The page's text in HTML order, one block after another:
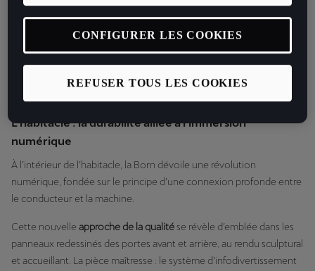
L’habitacle : la durabilité alliée à l’immersion
numérique
À l’intérieur de l’habitacle, la Born dévoile une révolution
numérique, fondée sur le principe d’une connexion profonde entre
le conducteur et la machine.
Cette nouvelle approche de la qualitése révèle d’emblée dans les
panneaux redessinés des portes avant et arrière, au rendu sculptural
et accueillant. La pièce maîtresse : le système d’infodivertissement
REFUSER TOUS LES COOKIES
CONFIGURER LES COOKIES